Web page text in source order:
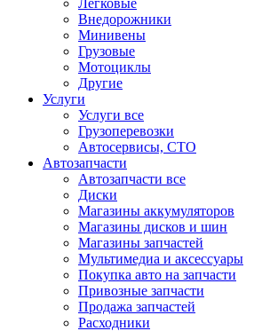
Легковые
Внедорожники
Минивены
Грузовые
Мотоциклы
Другие
Услуги
Услуги все
Грузоперевозки
Автосервисы, СТО
Автозапчасти
Автозапчасти все
Диски
Магазины аккумуляторов
Магазины дисков и шин
Магазины запчастей
Мультимедиа и аксессуары
Покупка авто на запчасти
Привозные запчасти
Продажа запчастей
Расходники